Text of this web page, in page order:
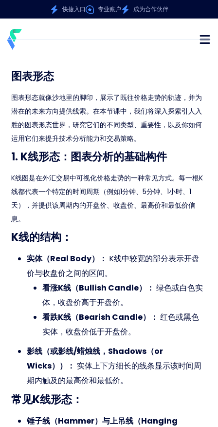
快捷入口 专业账户 成为合作伙伴
图表形态
图表形态就像沙地里的脚印，展示了既往价格走势的轨迹，并为
潜在的未来方向提供线索。在本节课中，我们将深入探索引人入
胜的图表形态世界，研究它们的不同类型、重要性，以及你如何
运用它们来提升技术分析能力和交易策略。
1. K线形态：图表分析的基础构件
K线图是在外汇交易中可视化价格走势的一种常见方式。每一根K
线都代表一个特定的时间周期（例如1分钟、5分钟、1小时、1
天），并提供该周期内的开盘价、收盘价、最高价和最低价信
息。
K线的结构：
实体（Real Body）： K线中较宽的部分表示开盘
价与收盘价之间的区间。
看涨K线（Bullish Candle）： 绿色或白色实
体，收盘价高于开盘价。
看跌K线（Bearish Candle）： 红色或黑色
实体，收盘价低于开盘价。
影线（或影线/蜡烛线，Shadows（or
Wicks））： 实体上下方细长的线条显示该时间周
期内触及的最高价和最低价。
常见K线形态：
锤子线（Hammer）与上吊线（Hanging